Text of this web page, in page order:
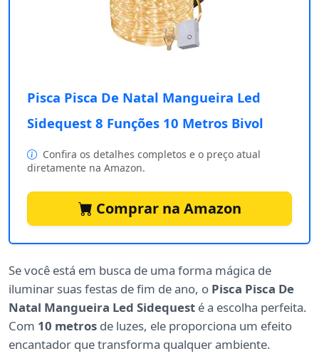
Pisca Pisca De Natal Mangueira Led
Sidequest 8 Funções 10 Metros Bivol
Confira os detalhes completos e o preço atual
diretamente na Amazon.
Comprar na Amazon
Se você está em busca de uma forma mágica de
iluminar suas festas de fim de ano, o Pisca Pisca De
Natal Mangueira Led Sidequest é a escolha perfeita.
Com 10 metros de luzes, ele proporciona um efeito
encantador que transforma qualquer ambiente.